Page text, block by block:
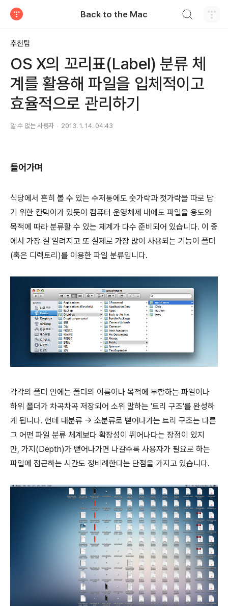
Back to the Mac
추천팁
OS X의 꼬리표(Label) 분류 체
계를 활용해 파일을 입체적이고
효율적으로 관리하기
알 수 없는 사용자 2013. 1. 14. 04:43
들어가며
식당에서 흔히 볼 수 있는 수저통에도 숫가락과 젓가락을 따로 담
기 위한 칸막이가 있듯이 컴퓨터 운영체제 내에도 파일을 용도와
목적에 따라 분류할 수 있는 체계가 다수 준비되어 있습니다. 이 중
에서 가장 잘 알려지고 또 실제로 가장 많이 사용되는 기능이 폴더
(혹은 디렉토리)를 이용한 파일 분류입니다.
각각의 폴더 안에는 폴더의 이름이나 목적에 부합하는 파일이나
하위 폴더가 차곡차곡 저장되어 소위 말하는 '트리 구조'를 완성하
게 됩니다. 헌데 대분류 → 소분류로 뻗어나가는 트리 구조는 다른
그 어떤 파일 분류 체계보다 확장성이 뛰어나다는 장점이 있지
만, 가지(Depth)가 뻗어나가면 나갈수록 사용자가 필요로 하는
파일에 접근하는 시간도 정비례한다는 단점을 가지고 있습니다.